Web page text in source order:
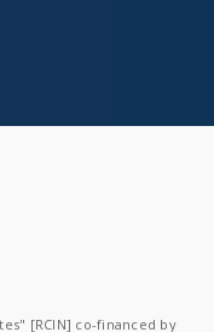
[RCIN] co-financed by